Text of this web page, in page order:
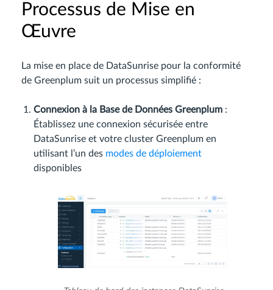
Processus de Mise en
Œuvre
La mise en place de DataSunrise pour la conformité
de Greenplum suit un processus simplifié :
Connexion à la Base de Données Greenplum :
Établissez une connexion sécurisée entre
DataSunrise et votre cluster Greenplum en
utilisant l’un des modes de déploiement
disponibles